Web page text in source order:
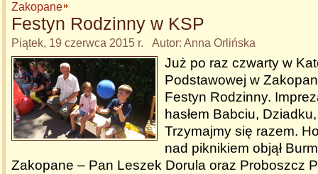
Zakopane
Festyn Rodzinny w KSP
Piątek, 19 czerwca 2015 r. Autor: Anna Orlińska
Już po raz czwarty w
Podstawowej w
Festyn Rodzinny.
hasłem Babciu,
Trzymajmy się razem.
nad piknikiem objął
Zakopane – Pan Leszek Dorula oraz Proboszcz